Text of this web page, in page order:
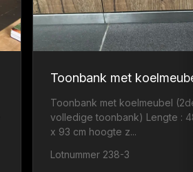
Toonbank met
Toonbank met koelmeubel
volledige toonbank) Lengte :
x 93 cm hoogte z...
Lotnummer 238-3